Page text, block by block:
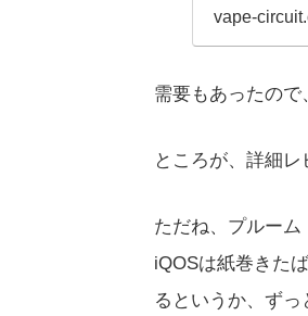
vape-
需要もあったので
ところが、詳細
ただね、プルーム
iQOSは紙巻きた
るというか、ず